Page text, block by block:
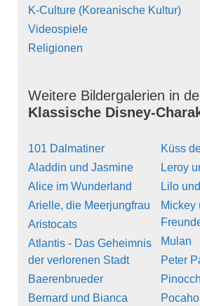
K-Culture (Koreanische Kultur)
Videospiele
Religionen
Weitere Bildergalerien in
Klassische Disney-
101 Dalmatiner
Aladdin und Jasmine
Alice im Wunderland
Arielle, die Meerjungfrau
Aristocats
Atlantis - Das Geheimnis
der verlorenen Stadt
Baerenbrueder
Bernard und Bianca
Küss
Leroy
Lilo
Mickey
Mulan
Peter